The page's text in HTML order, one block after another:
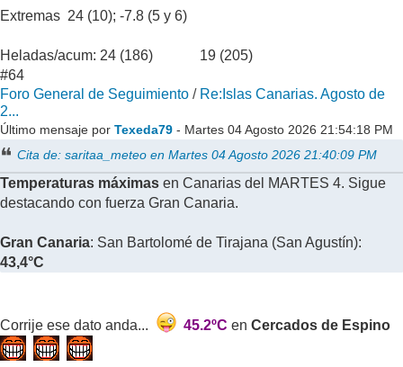
Extremas 24 (10); -7.8 (5 y 6)
Heladas/acum: 24 (186) 19 (205)
#64
Foro General de Seguimiento / Re:Islas Canarias. Agosto de
2...
Último mensaje por Texeda79 - Martes 04 Agosto 2026 21:54:18 PM
Cita de: saritaa_meteo en Martes 04 Agosto 2026 21:40:09 PM
Temperaturas máximas en Canarias del MARTES 4. Sigue
destacando con fuerza Gran Canaria.
Gran Canaria: San Bartolomé de Tirajana (San Agustín):
43,4°C
Corrije ese dato anda... 45.2ºC en Cercados de Espino